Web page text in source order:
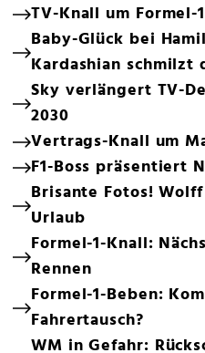
TV-Knall um Formel-
Baby-Glück bei
Kardashian schmilzt
Sky verlängert TV-
2030
Vertrags-Knall um
F1-Boss präsentiert
Brisante Fotos!
Urlaub
Formel-1-Knall:
Rennen
Formel-1-Beben:
Fahrertausch?
WM in Gefahr: